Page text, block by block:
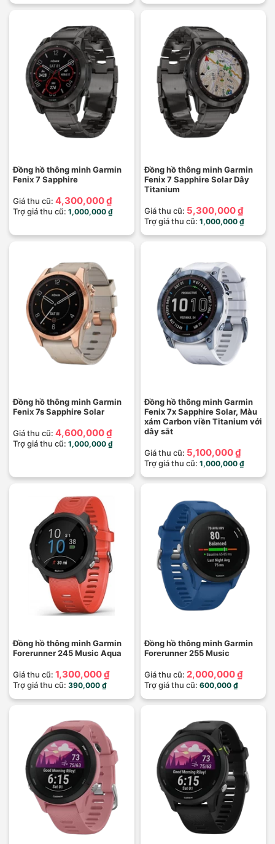
Đồng hồ thông minh Garmin
Fenix 7 Sapphire
Giá thu cũ: 4,300,000 ₫
Trợ giá thu cũ: 1,000,000 ₫
Đồng hồ thông minh Garmin
Fenix 7 Sapphire Solar Dây
Titanium
Giá thu cũ: 5,300,000 ₫
Trợ giá thu cũ: 1,000,000 ₫
Đồng hồ thông minh Garmin
Fenix 7s Sapphire Solar
Giá thu cũ: 4,600,000 ₫
Trợ giá thu cũ: 1,000,000 ₫
Đồng hồ thông minh Garmin
Fenix 7x Sapphire Solar, Màu
xám Carbon viền Titanium với
dây sắt
Giá thu cũ: 5,100,000 ₫
Trợ giá thu cũ: 1,000,000 ₫
Đồng hồ thông minh Garmin
Forerunner 245 Music Aqua
Giá thu cũ: 1,300,000 ₫
Trợ giá thu cũ: 390,000 ₫
Đồng hồ thông minh Garmin
Forerunner 255 Music
Giá thu cũ: 2,000,000 ₫
Trợ giá thu cũ: 600,000 ₫